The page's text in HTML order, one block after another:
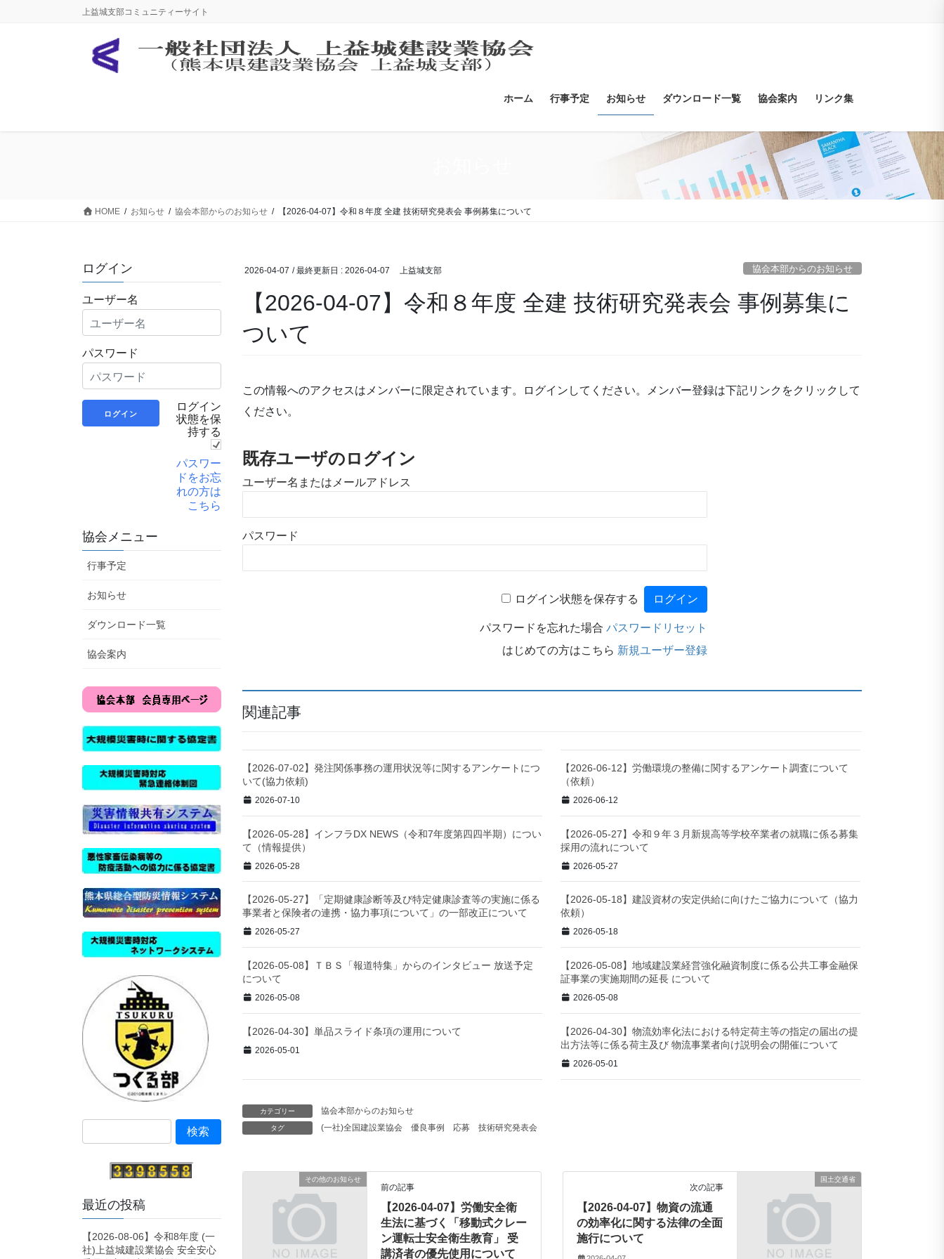
上益城支部コミュニティーサイト
ホーム 行事予定 お知らせ ダウンロード一覧 協会案内 リンク集
HOME お知らせ 協会本部からのお知らせ 【2026-04-07】令和８年度 全建 技術研究発表会 事例募集について
2026-04-07 / 最終更新日 : 2026-04-07 上益城支部 協会本部からのお知らせ
【2026-04-07】令和８年度 全建 技術研究発表会 事例募集に
ついて
この情報へのアクセスはメンバーに限定されています。ログインしてください。メンバー登録は下記リンクをクリックして
ください。
既存ユーザのログイン
ユーザー名またはメールアドレス
パスワード
ログイン状態を保存する
パスワードを忘れた場合 パスワードリセット
はじめての方はこちら 新規ユーザー登録
関連記事
【2026-07-02】発注関係事務の運用状況等に関するアンケートにつ
いて(協力依頼)
2026-07-10
【2026-06-12】労働環境の整備に関するアンケート調査について
（依頼）
2026-06-12
【2026-05-28】インフラDX NEWS（令和7年度第四四半期）につい
て（情報提供）
2026-05-28
【2026-05-27】令和９年３月新規高等学校卒業者の就職に係る募集
採用の流れについて
2026-05-27
【2026-05-27】「定期健康診断等及び特定健康診査等の実施に係る
事業者と保険者の連携・協力事項について」の一部改正について
2026-05-27
【2026-05-18】建設資材の安定供給に向けたご協力について（協力
依頼）
2026-05-18
【2026-05-08】ＴＢＳ「報道特集」からのインタビュー 放送予定
について
2026-05-08
【2026-05-08】地域建設業経営強化融資制度に係る公共工事金融保
証事業の実施期間の延長 について
2026-05-08
【2026-04-30】単品スライド条項の運用について
2026-05-01
【2026-04-30】物流効率化法における特定荷主等の指定の届出の提
出方法等に係る荷主及び 物流事業者向け説明会の開催について
2026-05-01
カテゴリー 協会本部からのお知らせ
タグ (一社)全国建設業協会 優良事例 応募 技術研究発表会
その他のお知らせ
前の記事
【2026-04-07】労働安全衛
生法に基づく「移動式クレー
ン運転士安全衛生教育」 受
講済者の優先使用について
国土交通省
次の記事
【2026-04-07】物資の流通
の効率化に関する法律の全面
施行について
ログイン
ユーザー名
パスワード
ログイン
状態を保
持する
パスワー
ドをお忘
れの方は
こちら
協会メニュー
行事予定
お知らせ
ダウンロード一覧
協会案内
最近の投稿
【2026-08-06】令和8年度 (一
社)上益城建設業協会 安全安心